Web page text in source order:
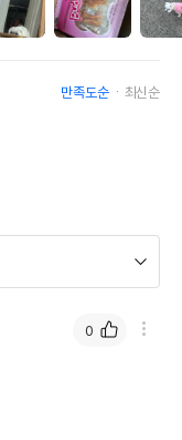
만족도순 최신순
0